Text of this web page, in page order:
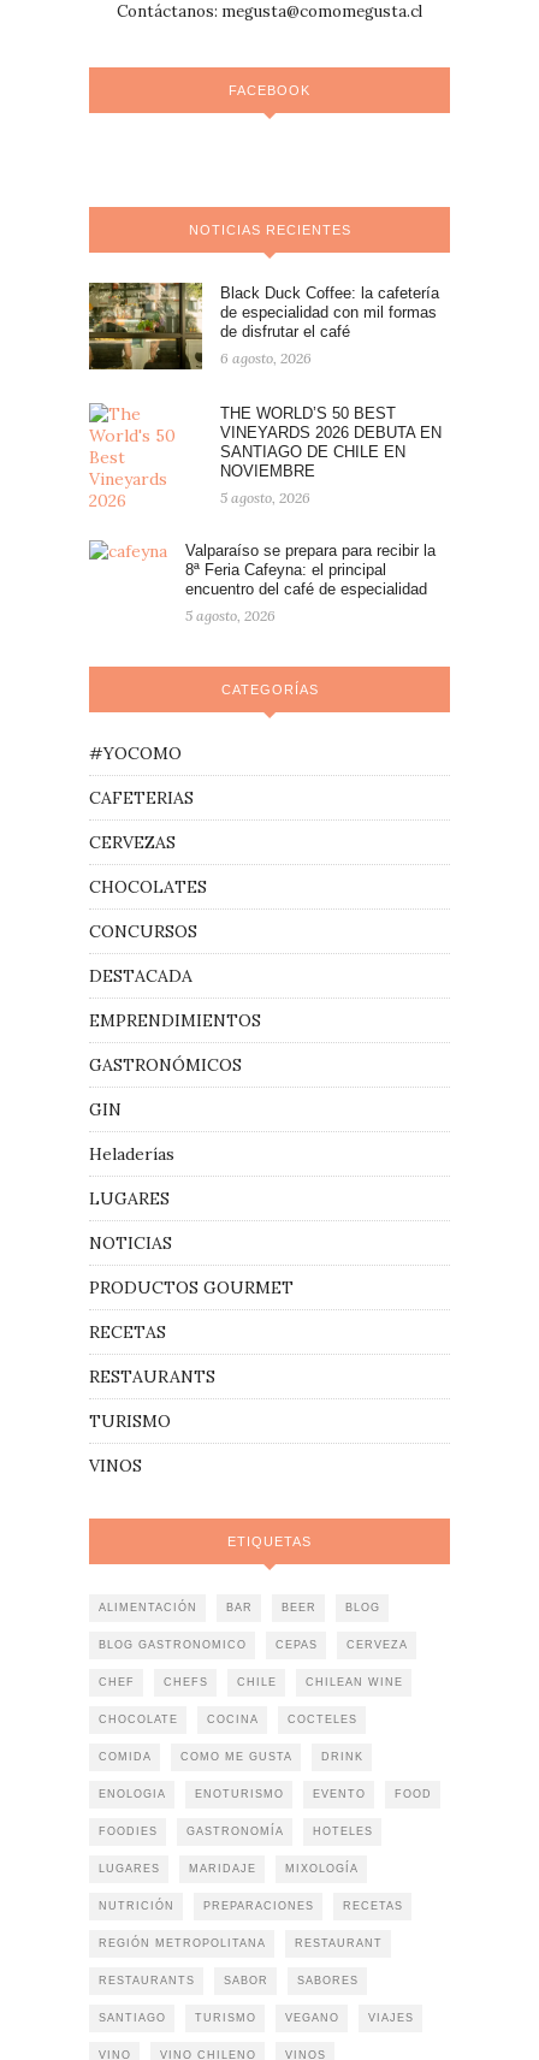
Contáctanos: megusta@comomegusta.cl
FACEBOOK
NOTICIAS RECIENTES
Black Duck Coffee: la cafetería
de especialidad con mil formas
de disfrutar el café
6 agosto, 2026
THE WORLD’S 50 BEST
VINEYARDS 2026 DEBUTA EN
SANTIAGO DE CHILE EN
NOVIEMBRE
5 agosto, 2026
Valparaíso se prepara para recibir la
8ª Feria Cafeyna: el principal
encuentro del café de especialidad
5 agosto, 2026
CATEGORÍAS
#YOCOMO
CAFETERIAS
CERVEZAS
CHOCOLATES
CONCURSOS
DESTACADA
EMPRENDIMIENTOS
GASTRONÓMICOS
GIN
Heladerías
LUGARES
NOTICIAS
PRODUCTOS GOURMET
RECETAS
RESTAURANTS
TURISMO
VINOS
ETIQUETAS
ALIMENTACIÓN BAR BEER BLOG
BLOG GASTRONOMICO CEPAS CERVEZA
CHEF CHEFS CHILE CHILEAN WINE
CHOCOLATE COCINA COCTELES
COMIDA COMO ME GUSTA DRINK
ENOLOGIA ENOTURISMO EVENTO FOOD
FOODIES GASTRONOMÍA HOTELES
LUGARES MARIDAJE MIXOLOGÍA
NUTRICIÓN PREPARACIONES RECETAS
REGIÓN METROPOLITANA RESTAURANT
RESTAURANTS SABOR SABORES
SANTIAGO TURISMO VEGANO VIAJES
VINO VINO CHILENO VINOS